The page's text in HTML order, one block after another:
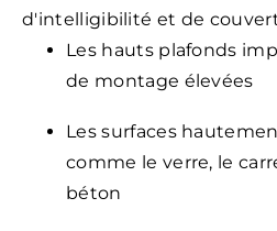
d'intelligibilité et de
Les hauts plafonds
de montage élevées
Les surfaces
comme le verre, le
béton